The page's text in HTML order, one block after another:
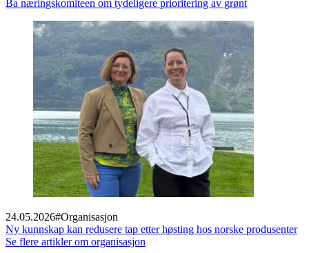
Ba næringskomiteen om tydeligere prioritering av grønt
24.05.2026#Organisasjon
Ny kunnskap kan redusere tap etter høsting hos norske produsenter
Se flere artikler om organisasjon